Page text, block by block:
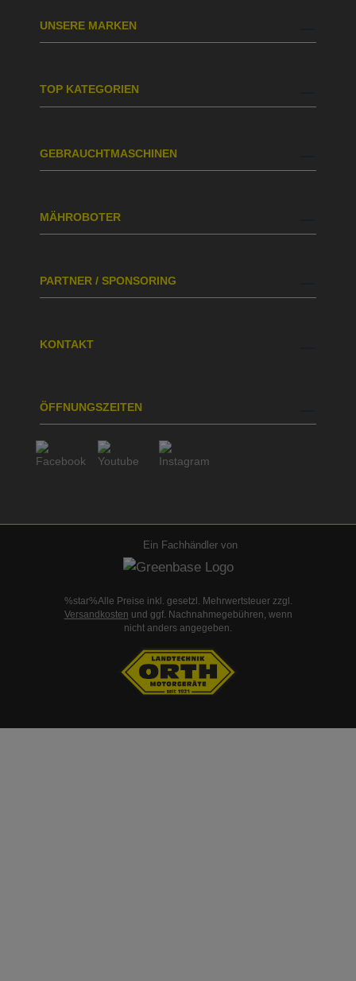
UNSERE MARKEN
TOP KATEGORIEN
GEBRAUCHTMASCHINEN
MÄHROBOTER
PARTNER / SPONSORING
KONTAKT
ÖFFNUNGSZEITEN
Ein Fachhändler von
%star%Alle Preise inkl. gesetzl. Mehrwertsteuer zzgl.
Versandkosten und ggf. Nachnahmegebühren, wenn
nicht anders angegeben.